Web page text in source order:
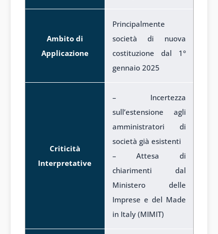
Ambito di
Applicazione
Principalmente
società di nuova
costituzione dal 1°
gennaio 2025
Criticità
Interpretative
– Incertezza
sull’estensione agli
amministratori di
società già esistenti
– Attesa di
chiarimenti dal
Ministero delle
Imprese e del Made
in Italy (MIMIT)